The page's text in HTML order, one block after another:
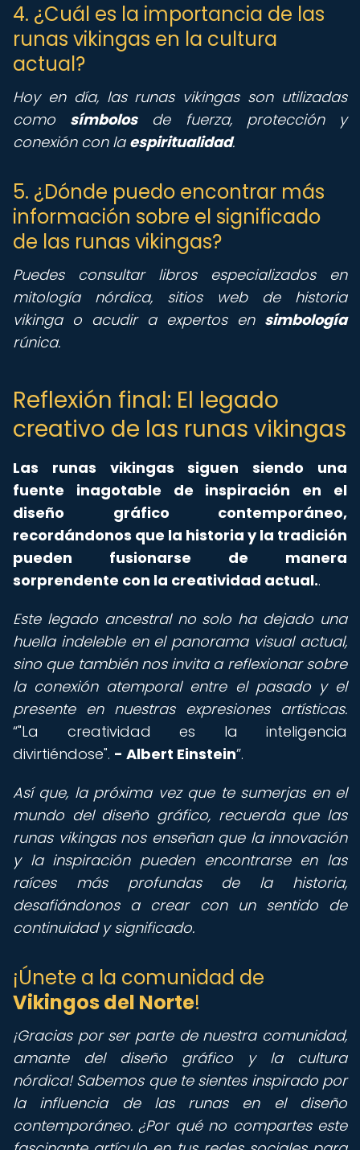
4. ¿Cuál es la importancia de las
runas vikingas en la cultura
actual?
Hoy en día, las runas vikingas son utilizadas
como símbolosde fuerza, protección y
conexión con la espiritualidad.
5. ¿Dónde puedo encontrar más
información sobre el significado
de las runas vikingas?
Puedes consultar libros especializados en
mitología nórdica, sitios web de historia
vikinga o acudir a expertos en simbología
rúnica.
Reflexión final: El legado
creativo de las runas vikingas
Las runas vikingas siguen siendo una
fuente inagotable de inspiración en el
diseño gráfico contemporáneo,
recordándonos que la historia y la tradición
pueden fusionarse de manera
sorprendente con la creatividad actual..
Este legado ancestral no solo ha dejado una
huella indeleble en el panorama visual actual,
sino que también nos invita a reflexionar sobre
la conexión atemporal entre el pasado y el
presente en nuestras expresiones artísticas.
"La creatividad es la inteligencia
divirtiéndose". - Albert Einstein .
Así que, la próxima vez que te sumerjas en el
mundo del diseño gráfico, recuerda que las
runas vikingas nos enseñan que la innovación
y la inspiración pueden encontrarse en las
raíces más profundas de la historia,
desafiándonos a crear con un sentido de
continuidad y significado.
¡Únete a la comunidad de
Vikingos del Norte!
¡Gracias por ser parte de nuestra comunidad,
amante del diseño gráfico y la cultura
nórdica! Sabemos que te sientes inspirado por
la influencia de las runas en el diseño
contemporáneo. ¿Por qué no compartes este